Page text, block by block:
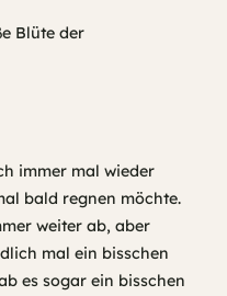
immer mal wieder
bald regnen möchte.
weiter ab, aber
mal ein bisschen
es sogar ein bisschen